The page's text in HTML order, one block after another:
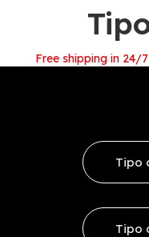
Free shipping in 24/
Tipo
Tipo